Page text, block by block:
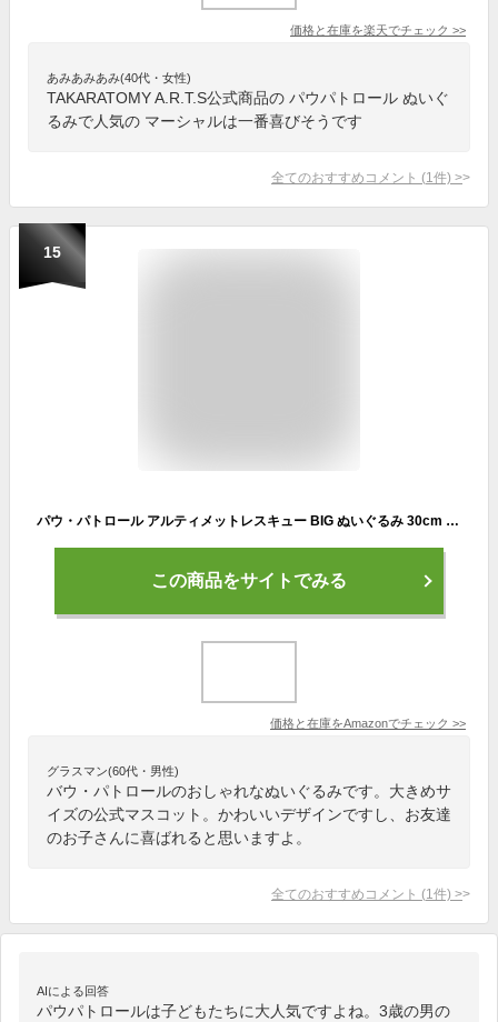
価格と在庫を楽天でチェック >>
あみあみあみ(40代・女性)
TAKARATOMY A.R.T.S公式商品の パウパトロール ぬいぐ
るみで人気の マーシャルは一番喜びそうです
全てのおすすめコメント (1 件) >
15
パウ・パトロール アルティメットレスキュー BIG ぬいぐるみ 30cm 公式 マスコット (チェイス(青))
この商品をサイトでみる
価格と在庫をAmazonでチェック >>
グラスマン(60代・男性)
バウ・パトロールのおしゃれなぬいぐるみです。大きめサ
イズの公式マスコット。かわいいデザインですし、お友達
のお子さんに喜ばれると思いますよ。
全てのおすすめコメント (1 件) >
AIによる回答
パウパトロールは子どもたちに大人気ですよね。3歳の男の